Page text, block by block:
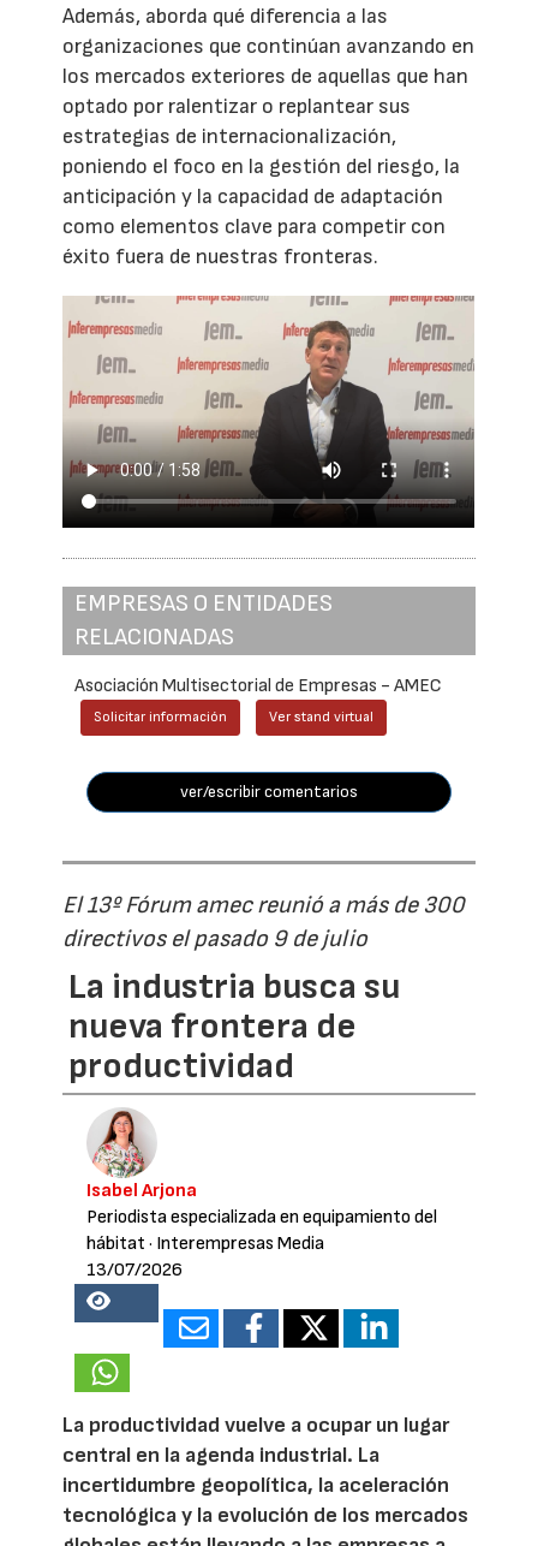
Además, aborda qué diferencia a las
organizaciones que continúan avanzando en
los mercados exteriores de aquellas que han
optado por ralentizar o replantear sus
estrategias de internacionalización,
poniendo el foco en la gestión del riesgo, la
anticipación y la capacidad de adaptación
como elementos clave para competir con
éxito fuera de nuestras fronteras.
EMPRESAS O ENTIDADES
RELACIONADAS
Asociación Multisectorial de Empresas - AMEC
Solicitar información Ver stand virtual
ver/escribir comentarios
El 13º Fórum amec reunió a más de 300
directivos el pasado 9 de julio
La industria busca su
nueva frontera de
productividad
Isabel Arjona
Periodista especializada en equipamiento del
hábitat · Interempresas Media
13/07/2026
28350
La productividad vuelve a ocupar un lugar
central en la agenda industrial. La
incertidumbre geopolítica, la aceleración
tecnológica y la evolución de los mercados